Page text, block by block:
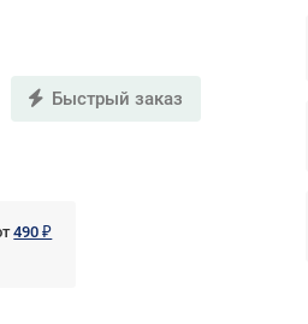
Быстрый заказ
490 ₽